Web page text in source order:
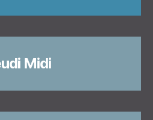
Midi